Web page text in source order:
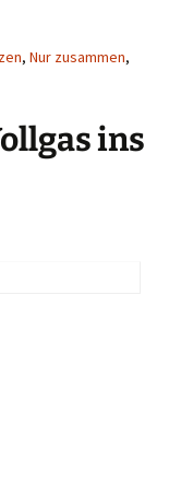
, Nur zusammen,
ins